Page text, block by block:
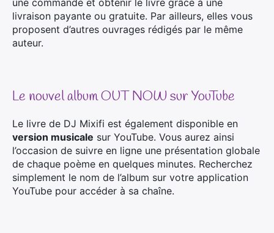
une commande et obtenir le livre grâce à une
livraison payante ou gratuite. Par ailleurs, elles vous
proposent d’autres ouvrages rédigés par le même
auteur.
Le nouvel album OUT NOW sur YouTube
Le livre de DJ Mixifi est également disponible en
version musicale sur YouTube. Vous aurez ainsi
l’occasion de suivre en ligne une présentation globale
de chaque poème en quelques minutes. Recherchez
simplement le nom de l’album sur votre application
YouTube pour accéder à sa chaîne.